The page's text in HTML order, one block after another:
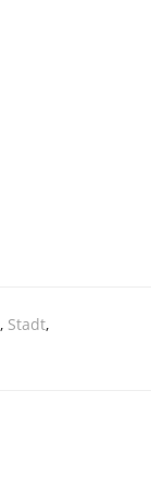
, Stadt,